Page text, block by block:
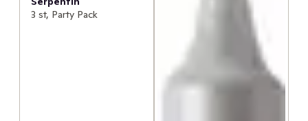
3 st, Party Pack